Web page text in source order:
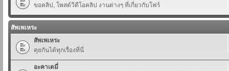
ขอคลิป, โพสต์วีดีโอคลิป งานต่างๆ ที่เกี่ยวกับโฟร์
สัพเพเหระ
สัพเพเหระ
คุยกันได้ทุกเรื่องที่นี่
อะคาเดมี่